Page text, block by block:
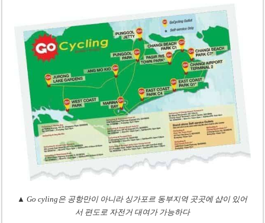
▲ Go cyling은 공항만이 아니라 싱가포르 동부지역 곳곳에 샵이 있어
서 편도로 자전거 대여가 가능하다